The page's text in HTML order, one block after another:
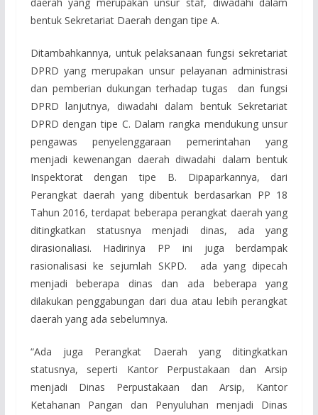
bentuk Sekretariat Daerah dengan tipe A.
Ditambahkannya, untuk pelaksanaan fungsi sekretariat
DPRD yang merupakan unsur pelayanan administrasi
dan pemberian dukungan terhadap tugas dan fungsi
DPRD lanjutnya, diwadahi dalam bentuk Sekretariat
DPRD dengan tipe C. Dalam rangka mendukung unsur
pengawas penyelenggaraan pemerintahan yang
menjadi kewenangan daerah diwadahi dalam bentuk
Inspektorat dengan tipe B. Dipaparkannya, dari
Perangkat daerah yang dibentuk berdasarkan PP 18
Tahun 2016, terdapat beberapa perangkat daerah yang
ditingkatkan statusnya menjadi dinas, ada yang
dirasionaliasi. Hadirinya PP ini juga berdampak
rasionalisasi ke sejumlah SKPD. ada yang dipecah
menjadi beberapa dinas dan ada beberapa yang
dilakukan penggabungan dari dua atau lebih perangkat
daerah yang ada sebelumnya.
“Ada juga Perangkat Daerah yang ditingkatkan
statusnya, seperti Kantor Perpustakaan dan Arsip
menjadi Dinas Perpustakaan dan Arsip, Kantor
Ketahanan Pangan dan Penyuluhan menjadi Dinas